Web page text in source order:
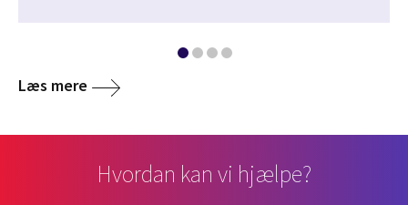
Læs mere
Hvordan kan vi hjælpe?